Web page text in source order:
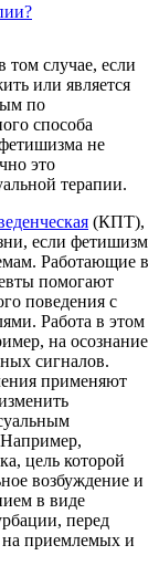
случае, если
или является
по
способа
не
это
терапии.
(КПТ),
если фетишизм
Работающие в
помогают
поведения с
Работа в этом
на осознание
сигналов.
применяют
цель которой
возбуждение и
в виде
перед
на приемлемых и